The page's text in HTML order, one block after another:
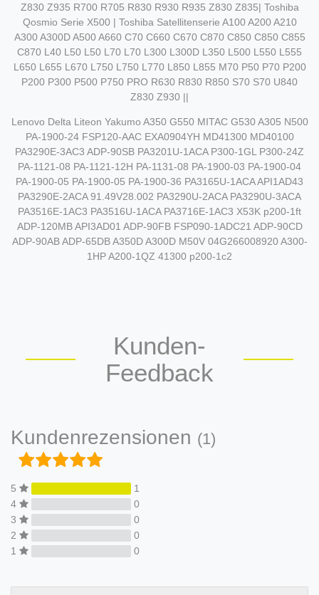
Z830 Z935 R700 R705 R830 R930 R935 Z830 Z835| Toshiba
Qosmio Serie X500 | Toshiba Satellitenserie A100 A200 A210
A300 A300D A500 A660 C70 C660 C670 C870 C850 C850 C855
C870 L40 L50 L50 L70 L70 L300 L300D L350 L500 L550 L555
L650 L655 L670 L750 L750 L770 L850 L855 M70 P50 P70 P200
P200 P300 P500 P750 PRO R630 R830 R850 S70 S70 U840
Z830 Z930 ||
Lenovo Delta Liteon Yakumo A350 G550 MITAC G530 A305 N500
PA-1900-24 FSP120-AAC EXA0904YH MD41300 MD40100
PA3290E-3AC3 ADP-90SB PA3201U-1ACA P300-1GL P300-24Z
PA-1121-08 PA-1121-12H PA-1131-08 PA-1900-03 PA-1900-04
PA-1900-05 PA-1900-05 PA-1900-36 PA3165U-1ACA API1AD43
PA3290E-2ACA 91.49V28.002 PA3290U-2ACA PA3290U-3ACA
PA3516E-1AC3 PA3516U-1ACA PA3716E-1AC3 X53K p200-1ft
ADP-120MB API3AD01 ADP-90FB FSP090-1ADC21 ADP-90CD
ADP-90AB ADP-65DB A350D A300D M50V 04G266008920 A300-
1HP A200-1QZ 41300 p200-1c2
Kunden-
Feedback
Kundenrezensionen (1)
5
1
4
0
3
0
2
0
1
0